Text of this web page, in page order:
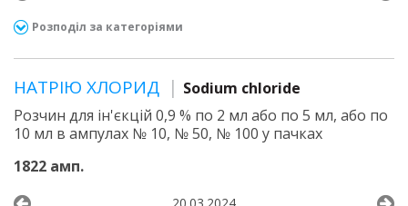
Розподіл за категоріями
НАТРІЮ ХЛОРИД
Sodium chloride
Розчин для ін'єкцій 0,9 % по 2 мл або по 5 мл, або по
10 мл в ампулах № 10, № 50, № 100 у пачках
1822 амп.